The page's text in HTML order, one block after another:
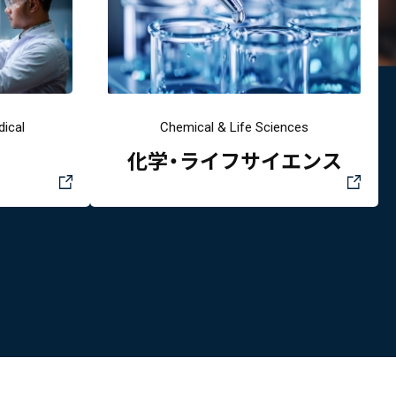
Chemical & Life Sciences
化学・ライフサイエンス